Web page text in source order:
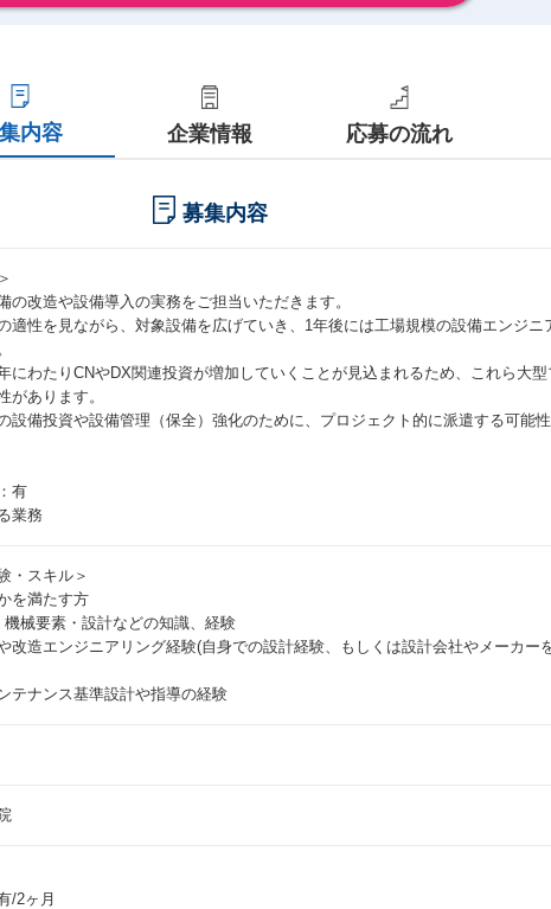
内容 企業情報 応募の流れ
募集内容
の改造や設備導入の実務をご担当いただきます。
適性を見ながら、対象設備を広げていき、1年後には工場規模の設備エンジ
にわたりCNやDX関連投資が増加していくことが見込まれるため、これら大
があります。
設備投資や設備管理（保全）強化のために、プロジェクト的に派遣する可能性
有
業務
・スキル＞
を満たす方
機械要素・設計などの知識、経験
改造エンジニアリング経験(自身での設計経験、もしくは設計会社やメーカー
テナンス基準設計や指導の経験
/2ヶ月